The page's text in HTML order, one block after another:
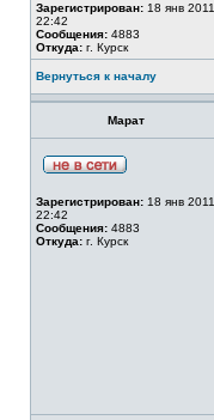
Зарегистрирован: 18 янв 2011
22:42
Сообщения: 4883
Откуда: г. Курск
Вернуться к началу
Марат
Зарегистрирован: 18 янв 2011
22:42
Сообщения: 4883
Откуда: г. Курск